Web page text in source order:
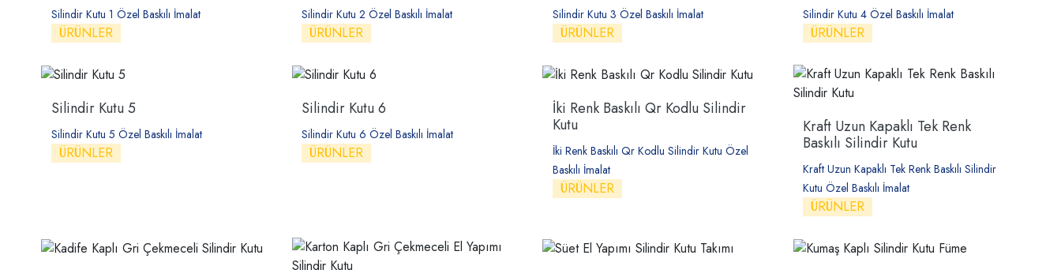
Silindir Kutu 1 Özel Baskılı İmalat
ÜRÜNLER
Silindir Kutu 2 Özel Baskılı İmalat
ÜRÜNLER
Silindir Kutu 3 Özel Baskılı İmalat
ÜRÜNLER
Silindir Kutu 4 Özel Baskılı İmalat
ÜRÜNLER
Silindir Kutu 5
Silindir Kutu 5 Özel Baskılı İmalat
ÜRÜNLER
Silindir Kutu 6
Silindir Kutu 6 Özel Baskılı İmalat
ÜRÜNLER
İki Renk Baskılı Qr Kodlu Silindir
Kutu
İki Renk Baskılı Qr Kodlu Silindir Kutu Özel
Baskılı İmalat
ÜRÜNLER
Kraft Uzun Kapaklı Tek Renk
Baskılı Silindir Kutu
Kraft Uzun Kapaklı Tek Renk Baskılı Silindir
Kutu Özel Baskılı İmalat
ÜRÜNLER